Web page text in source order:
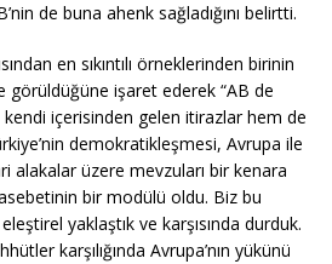
de buna ahenk sağladığını belirtti.
en sıkıntılı örneklerinden birinin
görüldüğüne işaret ederek “AB de
içerisinden gelen itirazlar hem de
demokratikleşmesi, Avrupa ile
alakalar üzere mevzuları bir kenara
bir modülü oldu. Biz bu
yaklaştık ve karşısında durduk.
karşılığında Avrupa’nın yükünü